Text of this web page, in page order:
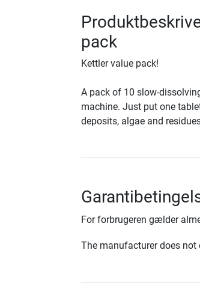
pack
Kettler value pack!
A pack of 10 slow-
machine. Just put one
deposits, algae and
For forbrugeren gælder
The manufacturer does